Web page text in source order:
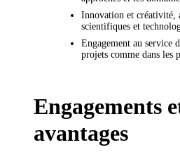
Innovation et créativité,
scientifiques et
Engagement au service
projets comme dans les
Engagements
avantages